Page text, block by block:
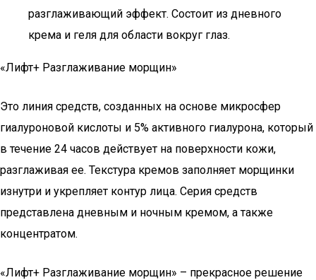
разглаживающий эффект. Состоит из дневного
крема и геля для области вокруг глаз.
«Лифт+ Разглаживание морщин»
Это линия средств, созданных на основе микросфер
гиалуроновой кислоты и 5% активного гиалурона, который
в течение 24 часов действует на поверхности кожи,
разглаживая ее. Текстура кремов заполняет морщинки
изнутри и укрепляет контур лица. Серия средств
представлена дневным и ночным кремом, а также
концентратом.
«Лифт+ Разглаживание морщин» – прекрасное решение